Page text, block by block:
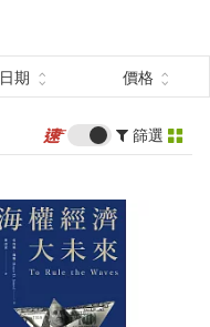
日期 價格
篩選